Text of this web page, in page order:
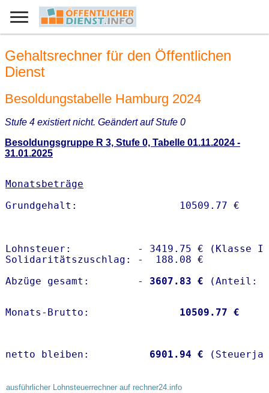
Gehaltsrechner für den Öffentlichen
Dienst
Besoldungstabelle Hamburg 2024
Stufe 4 existiert nicht. Geändert auf Stufe 0
Besoldungsgruppe R 3, Stufe 0, Tabelle 01.11.2024 -
31.01.2025
Monatsbeträge
Lohnsteuer:           - 3419.75 € (Klasse I)
Solidaritätszuschlag: -  188.08 €
Abzüge gesamt:        -
3607.83 €
Monats-Brutto: 10509.77 €
netto bleiben: 6901.94 €
ausführlicher Lohnsteuerrechner auf rechner24.info